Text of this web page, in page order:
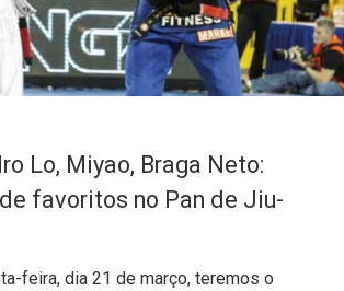
Lo, Miyao, Braga Neto:
favoritos no Pan de Jiu-
feira, dia 21 de março, teremos o